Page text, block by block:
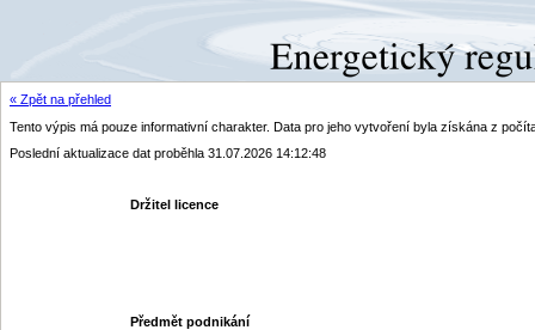
« Zpět na přehled
Tento výpis má pouze informativní charakter. Data pro jeho vytvoření byla získána z
Poslední aktualizace dat proběhla 31.07.2026 14:12:48
Držitel licence
Předmět podnikání